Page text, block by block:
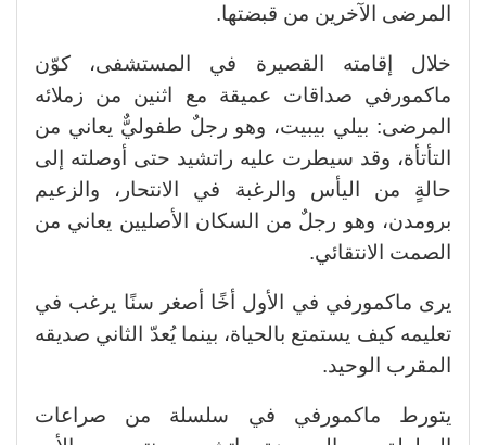
المرضى الآخرين من قبضتها.
خلال إقامته القصيرة في المستشفى، كوّن
ماكمورفي صداقات عميقة مع اثنين من زملائه
المرضى: بيلي بيبيت، وهو رجلٌ طفوليٌّ يعاني من
التأتأة، وقد سيطرت عليه راتشيد حتى أوصلته إلى
حالةٍ من اليأس والرغبة في الانتحار، والزعيم
برومدن، وهو رجلٌ من السكان الأصليين يعاني من
الصمت الانتقائي.
يرى ماكمورفي في الأول أخًا أصغر سنًا يرغب في
تعليمه كيف يستمتع بالحياة، بينما يُعدّ الثاني صديقه
المقرب الوحيد.
يتورط ماكمورفي في سلسلة من صراعات